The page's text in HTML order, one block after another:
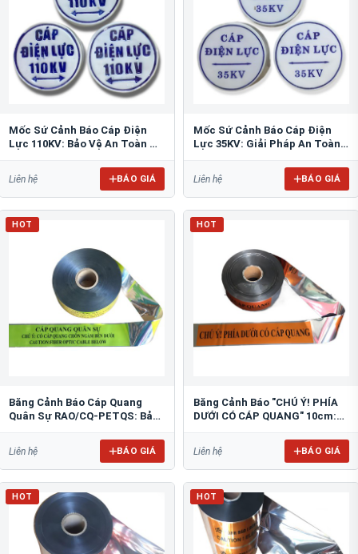
Mốc Sứ Cảnh Báo Cáp Điện
Lực 110KV: Bảo Vệ An Toàn Hệ
Liên hệ BÁO GIÁ
Mốc Sứ Cảnh Báo Cáp Điện
Lực 35KV: Giải Pháp An Toàn
Liên hệ BÁO GIÁ
HOT
Băng Cảnh Báo Cáp Quang
Quân Sự RAO/CQ-PETQS: Bảo
Liên hệ BÁO GIÁ
HOT
Băng Cảnh Báo "CHÚ Ý! PHÍA
DƯỚI CÓ CÁP QUANG" 10cm:
Liên hệ BÁO GIÁ
HOT HOT